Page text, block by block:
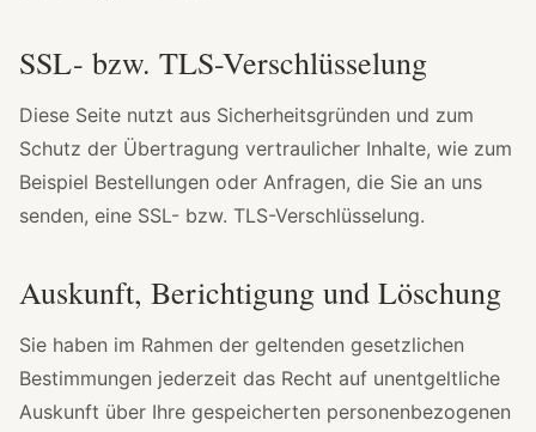
SSL- bzw. TLS-Verschlüsselung
Diese Seite nutzt aus Sicherheitsgründen und zum
Schutz der Übertragung vertraulicher Inhalte, wie zum
Beispiel Bestellungen oder Anfragen, die Sie an uns
senden, eine SSL- bzw. TLS-Verschlüsselung.
Auskunft, Berichtigung und Löschung
Sie haben im Rahmen der geltenden gesetzlichen
Bestimmungen jederzeit das Recht auf unentgeltliche
Auskunft über Ihre gespeicherten personenbezogenen